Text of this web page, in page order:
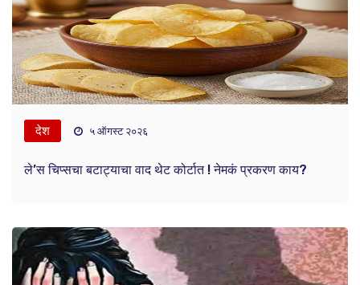
देश ५ ऑगस्ट २०२६
ले’स चिप्सचा बटाट्याचा वाद थेट कोर्टात ! नेमकं प्रकरण काय?